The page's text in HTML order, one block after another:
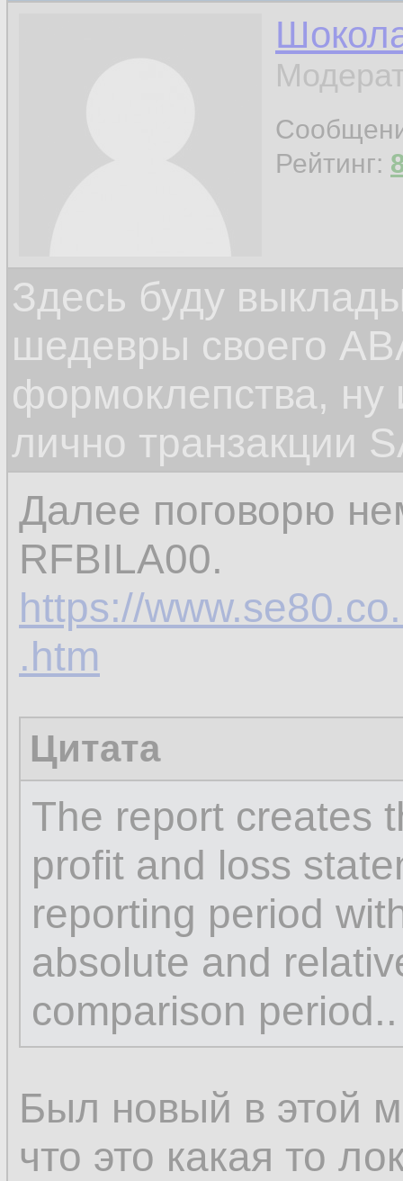
Рейтинг:
Здесь буду
шедевры своего
формоклепства,
лично транзакции
Далее поговорю
RFBILA00.
https://
.htm
Цитата
The report creates
profit and loss
reporting period
absolute and
comparison period..
Был новый в этой
что это какая то